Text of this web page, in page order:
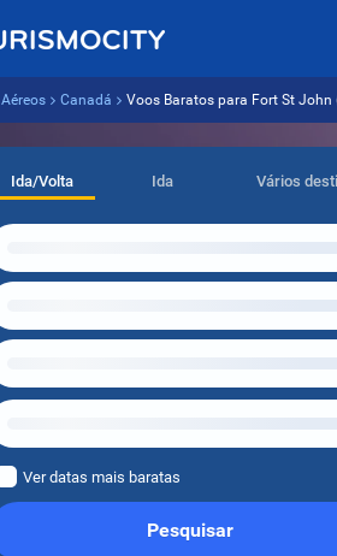
Aéreos Canadá Voos Baratos para Fort St John
Ida/Volta Ida Vários
Ver datas mais baratas
Pesquisar